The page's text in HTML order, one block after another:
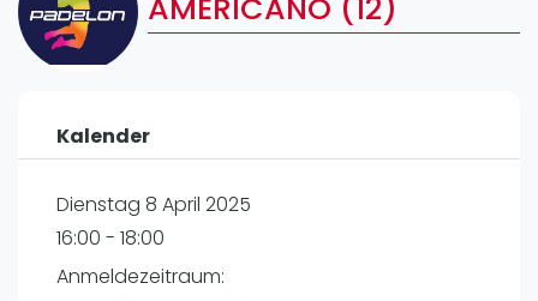
Verschiedenes
Veranstaltungen
International
Ranking
Männer
AMERICANO (12)
Kalender
Dienstag 8 April 2025
16:00 - 18:00
Anmeldezeitraum: